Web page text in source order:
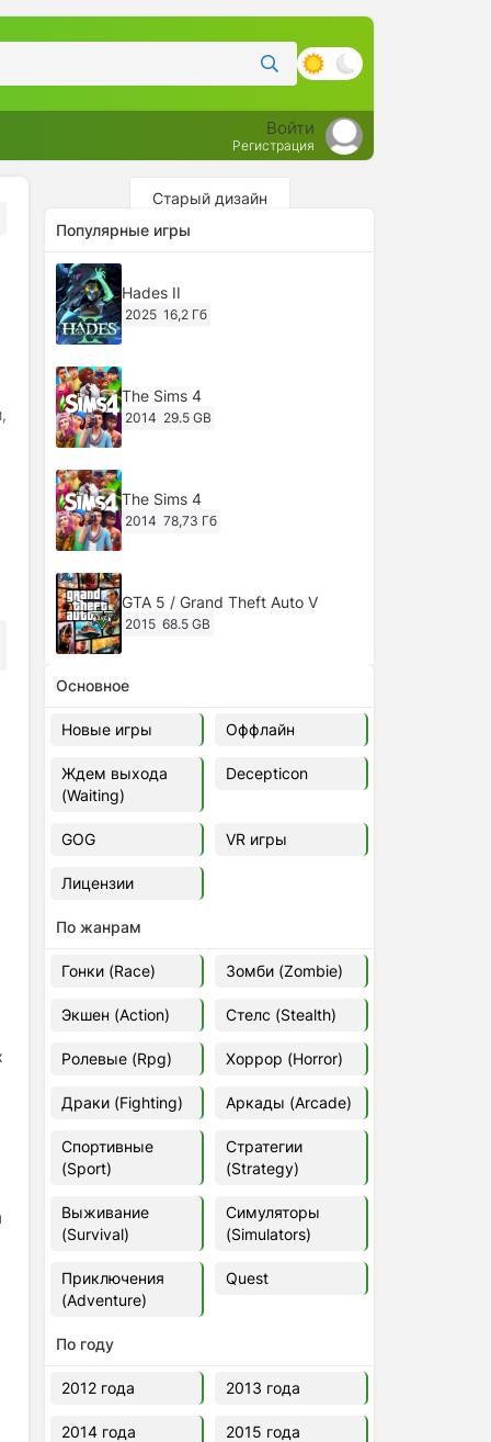
Войти
Регистрация
Старый дизайн
Популярные игры
Hades II
2025 16,2 Гб
The Sims 4
2014 29.5 GB
The Sims 4
2014 78,73 Гб
GTA 5 / Grand Theft Auto V
2015 68.5 GB
Ghost of Tsushima: Director's Cut
v.1053.8.1023.1614 [RePack
Decepticon] (2024)
2024
Cyberpunk 2077
49.4 GB
Ghost of Tsushima: Director's Cut
v.1053.9.0623.1807 [Папка
Euro Truck Simulator 2 v.1.60.1.7s
[Папка игры] (2012)
37,77 Гб
Forza Horizon 5 v.688.044
[Папка игры] (2021)
2021
V Rising
2024
Основное
Новые игры Оффлайн
Ждем выхода
(Waiting)
Decepticon
GOG VR игры
Лицензии
По жанрам
Гонки (Race) Зомби (Zombie)
Экшен (Action) Стелс (Stealth)
Ролевые (Rpg) Хоррор (Horror)
Драки (Fighting) Аркады (Arcade)
Спортивные
(Sport)
Стратегии
(Strategy)
Выживание
(Survival)
Симуляторы
(Simulators)
Приключения
(Adventure)
Quest
По году
2012 года 2013 года
2014 года 2015 года